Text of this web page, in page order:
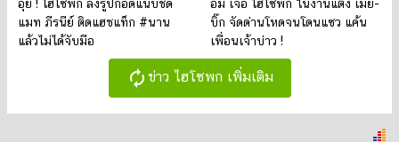
อุ๊ย ! ไฮโซพก ลงรูปกอดแนบชิด
แมท ภีรนีย์ ติดแฮชแท็ก #นาน
แล้วไม่ได้จับมือ
อั้ม เจอ ไฮโซพก ในงานแต่ง เมย์-
บิ๊ก จัดด่านโหดจนโดนแซว แค้น
เพื่อนเจ้าบ่าว !
autorenew ข่าว ไฮโซพก เพิ่มเติม